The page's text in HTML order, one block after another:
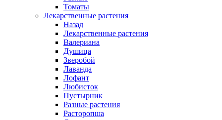
Томаты
Лекарственные растения
Назад
Лекарственные растения
Валериана
Душица
Зверобой
Лаванда
Лофант
Любисток
Пустырник
Разные растения
Расторопша